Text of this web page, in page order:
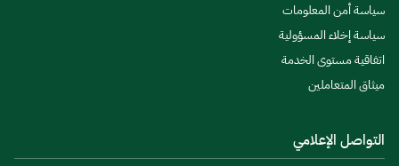
سياسة أمن المعلومات
سياسة إخلاء المسؤولية
اتفاقية مستوى الخدمة
ميثاق المتعاملين
التواصل الإعلامي